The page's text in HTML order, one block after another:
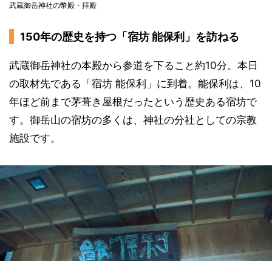
武蔵御岳神社の幣殿・拝殿
150年の歴史を持つ「宿坊 能保利」を訪ねる
武蔵御岳神社の本殿から参道を下ること約10分。本日
の取材先である「宿坊 能保利」に到着。能保利は、10
年ほど前まで茅葺き屋根だったという歴史ある宿坊で
す。御岳山の宿坊の多くは、神社の分社としての宗教
施設です。